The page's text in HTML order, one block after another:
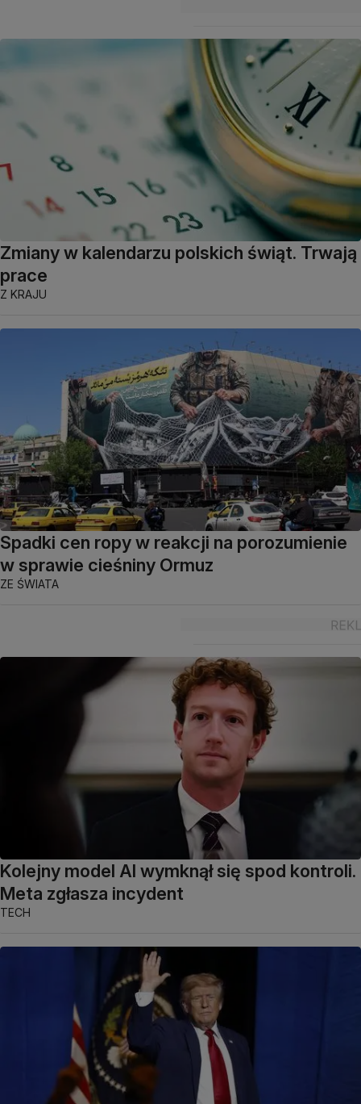
Zmiany w kalendarzu polskich świąt. Trwają
prace
Z KRAJU
Spadki cen ropy w reakcji na porozumienie
w sprawie cieśniny Ormuz
ZE ŚWIATA
Kolejny model AI wymknął się spod kontroli.
Meta zgłasza incydent
TECH